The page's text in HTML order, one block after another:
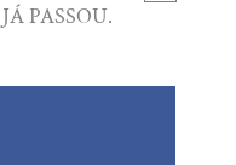
PASSOU.